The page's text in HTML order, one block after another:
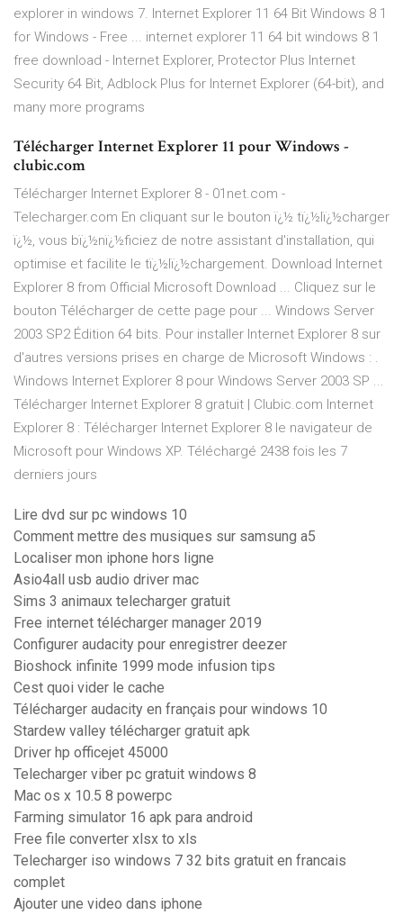
explorer in windows 7. Internet Explorer 11 64 Bit Windows 8 1
for Windows - Free ... internet explorer 11 64 bit windows 8 1
free download - Internet Explorer, Protector Plus Internet
Security 64 Bit, Adblock Plus for Internet Explorer (64-bit), and
many more programs
Télécharger Internet Explorer 11 pour Windows -
clubic.com
Télécharger Internet Explorer 8 - 01net.com -
Telecharger.com En cliquant sur le bouton ï¿½ tï¿½lï¿½charger
ï¿½, vous bï¿½nï¿½ficiez de notre assistant d'installation, qui
optimise et facilite le tï¿½lï¿½chargement. Download Internet
Explorer 8 from Official Microsoft Download ... Cliquez sur le
bouton Télécharger de cette page pour ... Windows Server
2003 SP2 Édition 64 bits. Pour installer Internet Explorer 8 sur
d'autres versions prises en charge de Microsoft Windows : .
Windows Internet Explorer 8 pour Windows Server 2003 SP ...
Télécharger Internet Explorer 8 gratuit | Clubic.com Internet
Explorer 8 : Télécharger Internet Explorer 8 le navigateur de
Microsoft pour Windows XP. Téléchargé 2438 fois les 7
derniers jours
Lire dvd sur pc windows 10
Comment mettre des musiques sur samsung a5
Localiser mon iphone hors ligne
Asio4all usb audio driver mac
Sims 3 animaux telecharger gratuit
Free internet télécharger manager 2019
Configurer audacity pour enregistrer deezer
Bioshock infinite 1999 mode infusion tips
Cest quoi vider le cache
Télécharger audacity en français pour windows 10
Stardew valley télécharger gratuit apk
Driver hp officejet 45000
Telecharger viber pc gratuit windows 8
Mac os x 10.5 8 powerpc
Farming simulator 16 apk para android
Free file converter xlsx to xls
Telecharger iso windows 7 32 bits gratuit en francais
complet
Ajouter une video dans iphone